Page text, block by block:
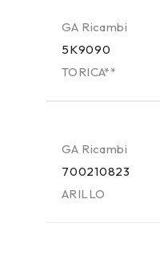
GA Ricambi
5K9090
TORICA**
GA Ricambi
700210823
ARILLO